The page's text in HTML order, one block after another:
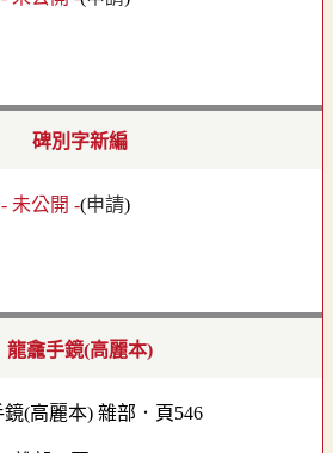
碑別字新編
- 未公開 -(申請)
龍龕手鏡(高麗本)